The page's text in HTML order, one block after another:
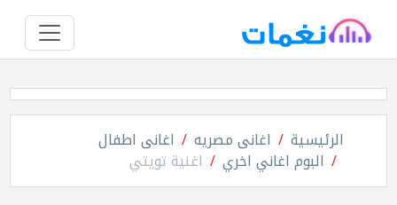
الرئيسية اغانى مصريه اغانى اطفال
البوم اغاني اخري اغنية تويتي